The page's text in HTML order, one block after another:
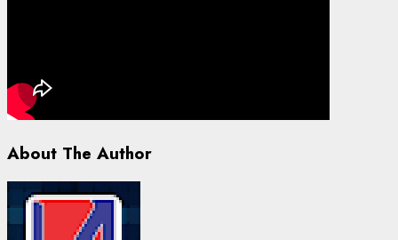
About The Author